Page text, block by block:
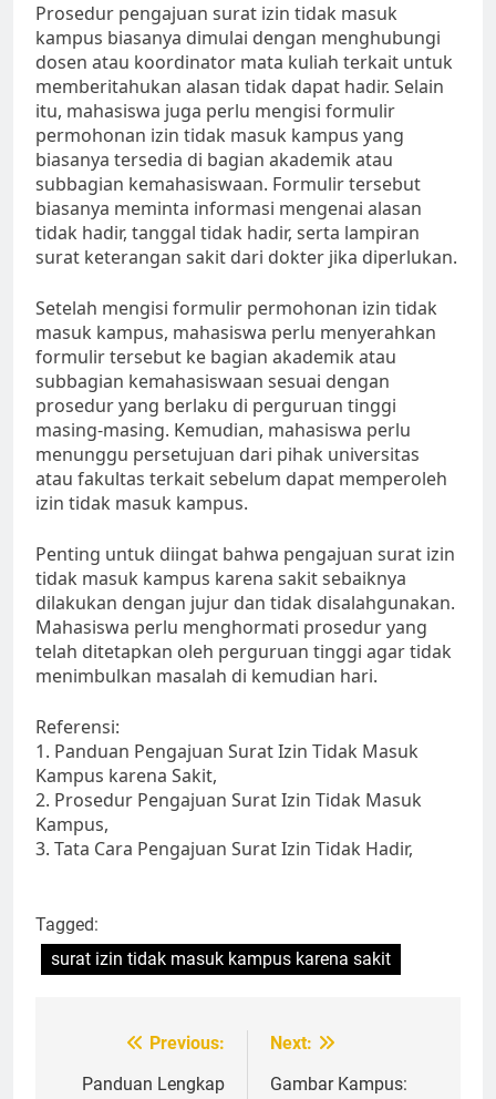
Prosedur pengajuan surat izin tidak masuk
kampus biasanya dimulai dengan menghubungi
dosen atau koordinator mata kuliah terkait untuk
memberitahukan alasan tidak dapat hadir. Selain
itu, mahasiswa juga perlu mengisi formulir
permohonan izin tidak masuk kampus yang
biasanya tersedia di bagian akademik atau
subbagian kemahasiswaan. Formulir tersebut
biasanya meminta informasi mengenai alasan
tidak hadir, tanggal tidak hadir, serta lampiran
surat keterangan sakit dari dokter jika diperlukan.
Setelah mengisi formulir permohonan izin tidak
masuk kampus, mahasiswa perlu menyerahkan
formulir tersebut ke bagian akademik atau
subbagian kemahasiswaan sesuai dengan
prosedur yang berlaku di perguruan tinggi
masing-masing. Kemudian, mahasiswa perlu
menunggu persetujuan dari pihak universitas
atau fakultas terkait sebelum dapat memperoleh
izin tidak masuk kampus.
Penting untuk diingat bahwa pengajuan surat izin
tidak masuk kampus karena sakit sebaiknya
dilakukan dengan jujur dan tidak disalahgunakan.
Mahasiswa perlu menghormati prosedur yang
telah ditetapkan oleh perguruan tinggi agar tidak
menimbulkan masalah di kemudian hari.
Referensi:
1. Panduan Pengajuan Surat Izin Tidak Masuk
Kampus karena Sakit,
2. Prosedur Pengajuan Surat Izin Tidak Masuk
Kampus,
3. Tata Cara Pengajuan Surat Izin Tidak Hadir,
Tagged:
surat izin tidak masuk kampus karena sakit
navigation
Previous:
Panduan Lengkap
Next:
Gambar Kampus: